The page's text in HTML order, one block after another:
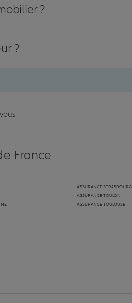
?
?
France
ASSURANCE STRASBOURG
ASSURANCE TOULON
ASSURANCE TOULOUSE
Allianzde Allianz
page Instagram de Allianz